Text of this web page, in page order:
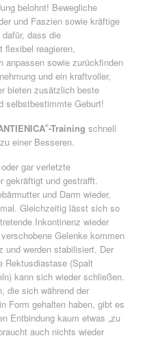
belohnt! Bewegliche
und Faszien sowie kräftige
dass die
flexibel reagieren,
anpassen sowie zurückfinden
und ein kraftvoller,
bieten zusätzlich beste
selbstbestimmte Geburt!
®-Training schnell
einer Besseren.
gar verletzte
gekräftigt und gestrafft.
und Darm wieder,
Gleichzeitig lässt sich so
Inkontinenz wieder
Gelenke kommen
und werden stabilisiert. Der
Rektusdiastase (Spalt
kann sich wieder schließen.
die sich während der
Form gehalten haben, gibt es
Entbindung kaum etwas „zu
auch nichts wieder